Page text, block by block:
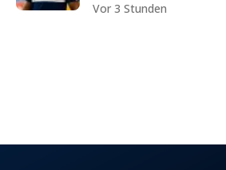
Vor 3 Stunden